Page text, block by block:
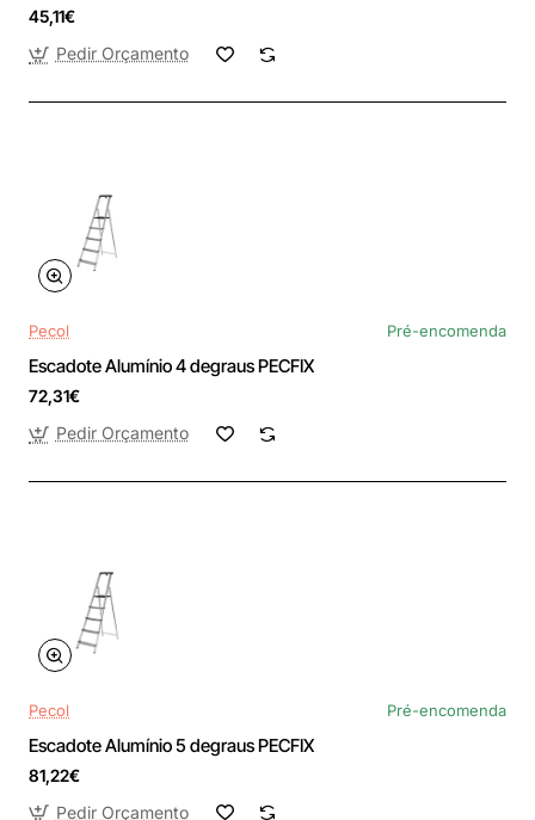
45,11€
Pedir Orçamento
Pecol Pré-encomenda
Escadote Alumínio 4 degraus PECFIX
72,31€
Pedir Orçamento
Pecol Pré-encomenda
Escadote Alumínio 5 degraus PECFIX
81,22€
Pedir Orçamento